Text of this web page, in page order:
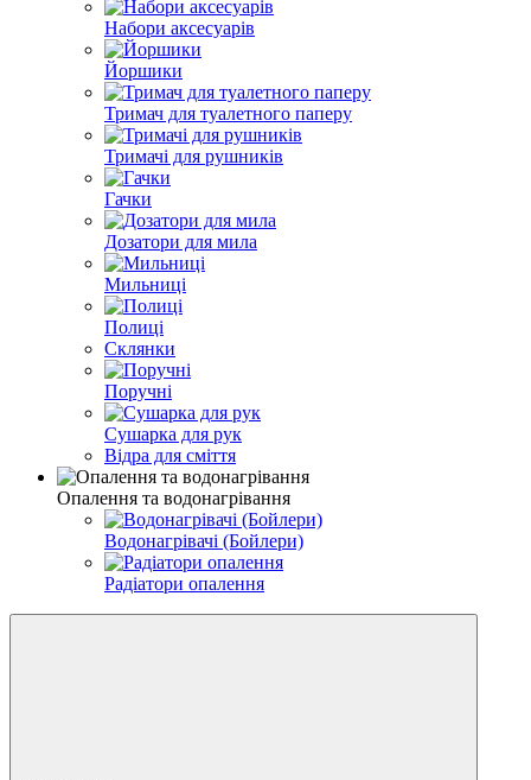
Набори аксесуарів
Йоршики
Тримач для туалетного паперу
Тримачі для рушників
Гачки
Дозатори для мила
Мильниці
Полиці
Склянки
Поручні
Сушарка для рук
Відра для сміття
Опалення та водонагрівання
Водонагрівачі (Бойлери)
Радіатори опалення